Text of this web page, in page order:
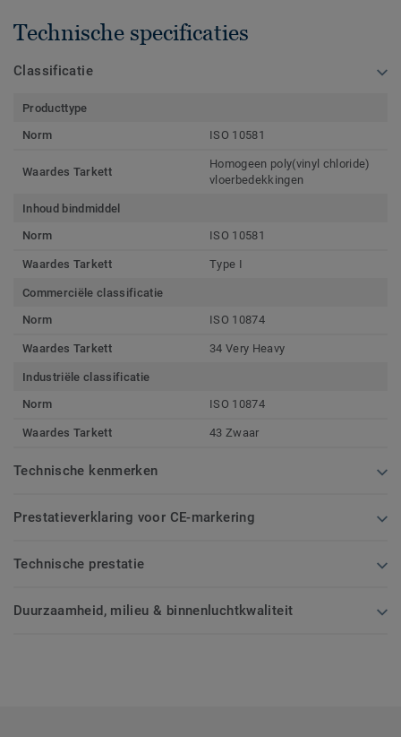
Technische specificaties
Classificatie
Producttype
Norm
ISO 10581
Waardes Tarkett
Homogeen poly(vinyl chloride)
vloerbedekkingen
Inhoud bindmiddel
Norm
ISO 10581
Waardes Tarkett Type I
Commerciële classificatie
Norm
ISO 10874
Waardes Tarkett 34 Very Heavy
Industriële classificatie
Norm
ISO 10874
Waardes Tarkett 43 Zwaar
Technische kenmerken
Prestatieverklaring voor CE-markering
Technische prestatie
Duurzaamheid, milieu & binnenluchtkwaliteit